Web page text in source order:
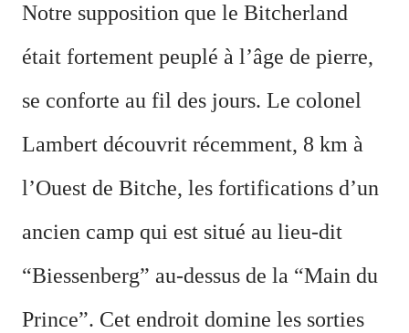
Notre supposition que le Bitcherland
était fortement peuplé à l’âge de pierre,
se conforte au fil des jours. Le colonel
Lambert découvrit récemment, 8 km à
l’Ouest de Bitche, les fortifications d’un
ancien camp qui est situé au lieu-dit
“Biessenberg” au-dessus de la “Main du
Prince”. Cet endroit domine les sorties